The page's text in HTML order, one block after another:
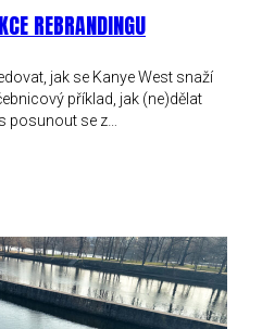
REBRANDINGU
jak se Kanye West snaží
příklad, jak (ne)dělat
posunout se z…